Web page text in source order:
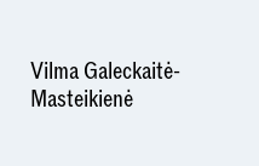
Vilma Galeckaitė-
Masteikienė